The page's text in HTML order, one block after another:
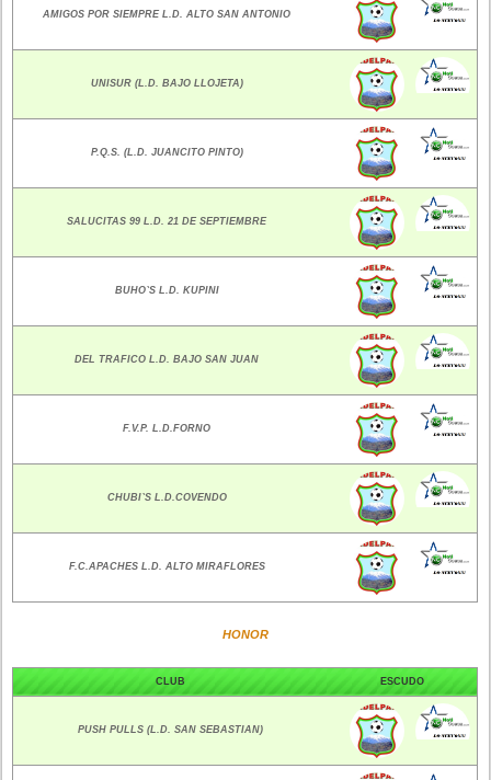
AMIGOS POR SIEMPRE L.D. ALTO SAN ANTONIO
UNISUR (L.D. BAJO LLOJETA)
P.Q.S. (L.D. JUANCITO PINTO)
SALUCITAS 99 L.D. 21 DE SEPTIEMBRE
BUHO`S L.D. KUPINI
DEL TRAFICO L.D. BAJO SAN JUAN
F.V.P. L.D.FORNO
CHUBI`S L.D.COVENDO
F.C.APACHES L.D. ALTO MIRAFLORES
HONOR
CLUB ESCUDO
PUSH PULLS (L.D. SAN SEBASTIAN)